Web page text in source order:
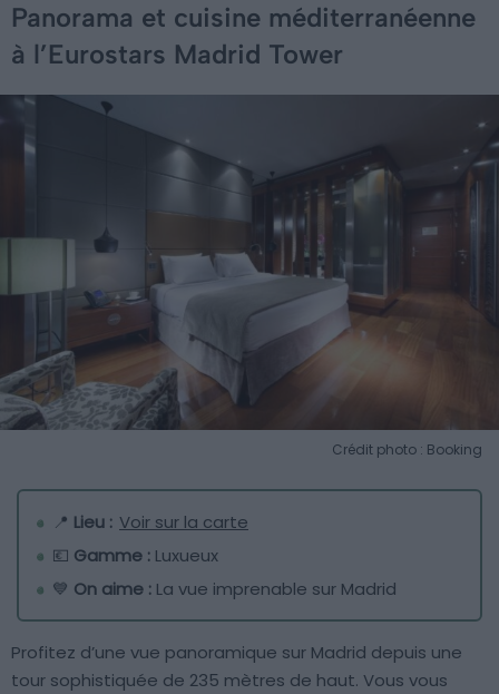
Panorama et cuisine méditerranéenne
à l’Eurostars Madrid Tower
Crédit photo : Booking
📍 Lieu : Voir sur la carte
💶 Gamme : Luxueux
💙 On aime : La vue imprenable sur Madrid
Profitez d’une vue panoramique sur Madrid depuis une
tour sophistiquée de 235 mètres de haut. Vous vous